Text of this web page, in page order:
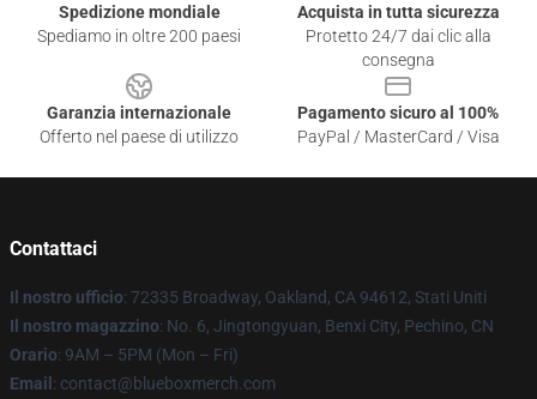
Spedizione mondiale
Spediamo in oltre 200 paesi
Acquista in tutta sicurezza
Protetto 24/7 dai clic alla
consegna
Garanzia internazionale
Offerto nel paese di utilizzo
Pagamento sicuro al 100%
PayPal / MasterCard / Visa
Contattaci
Il nostro ufficio: 72335 Broadway, Oakland, CA 94612, Stati Uniti
Il nostro magazzino: No. 6, Jingtongyuan, Benxi City, Pechino, CN
Orario: 9AM – 5PM (Mon – Fri)
Email : contact@blueboxmerch.com